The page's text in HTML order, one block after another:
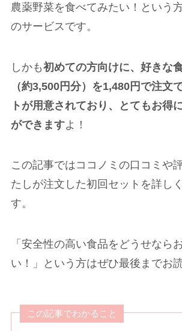
農薬野菜を食べてみたい！という
のサービスです。
しかも初めての方向けに、好きな
（約3,500円分）を1,480円で注文
トが用意されており、とてもお得
ができますよ！
この記事ではココノミの口コミや
たしが注文した初回セットを詳し
す。
「安全性の高い食品をどうせなら
い！」という方はぜひ最後までお
この記事でわかること